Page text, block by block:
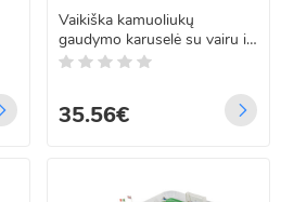
Vaikiška kamuoliukų
gaudymo karuselė su vairu ir
taškų skaičiuokle
35.56€